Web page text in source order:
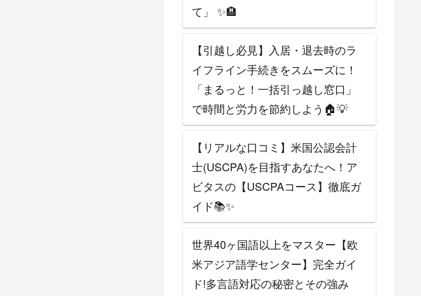
て」 ✨🏨
【引越し必見】入居・退去時のラ
イフライン手続きをスムーズに！
「まるっと！一括引っ越し窓口」
で時間と労力を節約しよう🏠💡
【リアルな口コミ】米国公認会計
士(USCPA)を目指すあなたへ！ア
ビタスの【USCPAコース】徹底ガ
イド📚✨
世界40ヶ国語以上をマスター【欧
米アジア語学センター】完全ガイ
ド!多言語対応の秘密とその強み